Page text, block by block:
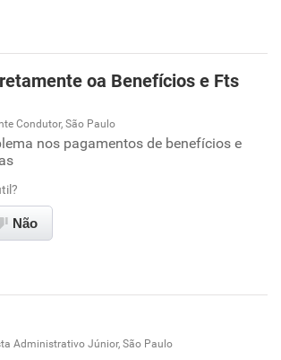
empresa
diretoria
oa Benefícios e Fts
promoção
a vida familiar
esta empresa
a diretoria
Condutor, São Paulo
nos pagamentos de benefícios e
Não
Administrativo Júnior, São Paulo